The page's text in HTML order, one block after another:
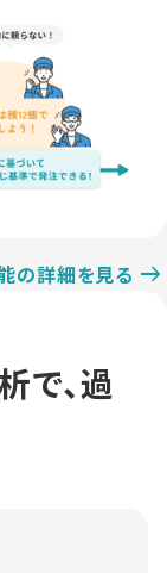
の詳細を見る
で、過